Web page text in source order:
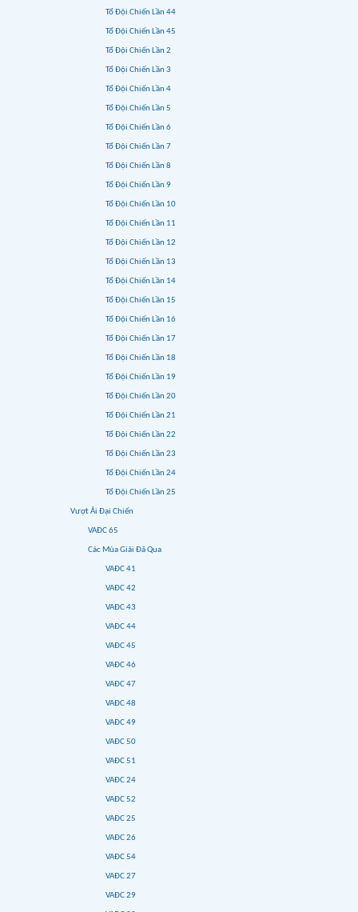
Tổ Đội Chiến Lần 44
Tổ Đội Chiến Lần 45
Tổ Đội Chiến Lần 2
Tổ Đội Chiến Lần 3
Tổ Đội Chiến Lần 4
Tổ Đội Chiến Lần 5
Tổ Đội Chiến Lần 6
Tổ Đội Chiến Lần 7
Tổ Đội Chiến Lần 8
Tổ Đội Chiến Lần 9
Tổ Đội Chiến Lần 10
Tổ Đội Chiến Lần 11
Tổ Đội Chiến Lần 12
Tổ Đội Chiến Lần 13
Tổ Đội Chiến Lần 14
Tổ Đội Chiến Lần 15
Tổ Đội Chiến Lần 16
Tổ Đội Chiến Lần 17
Tổ Đội Chiến Lần 18
Tổ Đội Chiến Lần 19
Tổ Đội Chiến Lần 20
Tổ Đội Chiến Lần 21
Tổ Đội Chiến Lần 22
Tổ Đội Chiến Lần 23
Tổ Đội Chiến Lần 24
Tổ Đội Chiến Lần 25
Vượt Ải Đại Chiến
VAĐC 65
Các Mùa Giải Đã Qua
VAĐC 41
VAĐC 42
VAĐC 43
VAĐC 44
VAĐC 45
VAĐC 46
VAĐC 47
VAĐC 48
VAĐC 49
VAĐC 50
VAĐC 51
VAĐC 24
VAĐC 52
VAĐC 25
VAĐC 26
VAĐC 54
VAĐC 27
VAĐC 29